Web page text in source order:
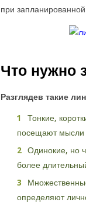
при
Что нужно
Разглядев такие
Тонкие,
посещают мысли
Одинокие, но
более
определяют